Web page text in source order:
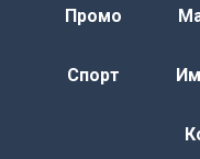
Промо
Спорт